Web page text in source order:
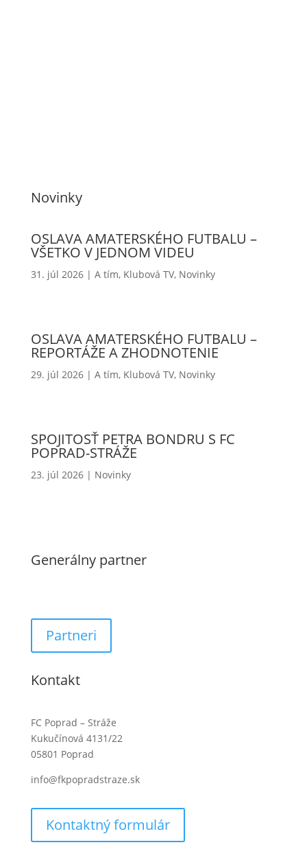
Novinky
OSLAVA AMATERSKÉHO FUTBALU –
VŠETKO V JEDNOM VIDEU
31. júl 2026| A tím, Klubová TV, Novinky
OSLAVA AMATERSKÉHO FUTBALU –
REPORTÁŽE A ZHODNOTENIE
29. júl 2026| A tím, Klubová TV, Novinky
SPOJITOSŤ PETRA BONDRU S FC
POPRAD-STRÁŽE
23. júl 2026| Novinky
Generálny partner
Partneri
Kontakt
FC Poprad – Stráže
Kukučínová 4131/22
05801 Poprad
info@fkpopradstraze.sk
Kontaktný formulár